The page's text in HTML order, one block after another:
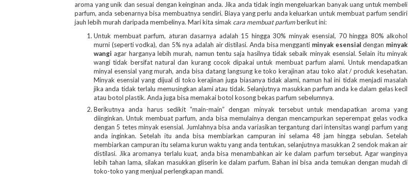
aroma yang unik dan sesuai dengan keinginan anda. Jika anda tidak ingin mengeluarkan banyak uang untuk membeli
parfum, anda sebenarnya bisa membuatnya sendiri. Biaya yang perlu anda keluarkan untuk membuat parfum sendiri
jauh lebih murah daripada membelinya. Mari kita simak cara membuat parfumberikut ini:
Untuk membuat parfum, aturan dasarnya adalah 15 hingga 30% minyak esensial, 70 hingga 80% alkohol
murni (seperti vodka), dan 5% nya adalah air distilasi. Anda bisa mengganti minyak esensial dengan minyak
wangi agar harganya lebih murah, namun tentu saja hasilnya tidak sebaik minyak esensial. Selain itu minyak
wangi tidak bersifat natural dan kurang cocok dipakai untuk membuat parfum alami. Untuk mendapatkan
minyal esensial yang murah, anda bisa datang langsung ke toko kerajinan atau toko alat / produk kesehatan.
Minyak esensial yang dijual di toko kerajinan juga biasanya tidak alami, namun hal ini tidak menjadi masalah
jika anda tidak terlalu memusingkan alami atau tidak. Selanjutnya masukkan parfum anda ke dalam gelas kecil
atau botol plastik. Anda juga bisa memakai botol kosong bekas parfum sebelumnya.
Berikutnya anda harus sedikit “main-main” dengan minyak tersebut untuk mendapatkan aroma yang
diinginkan. Untuk membuat parfum, anda bisa memulainya dengan mencampurkan seperempat gelas vodka
dengan 5 tetes minyak esensial. Jumlahnya bisa anda variasikan tergantung dari intensitas wangi parfum yang
anda inginkan. Setelah itu anda bisa membiarkan campuran ini selama 48 jam hingga sebulan. Setelah
membiarkan campuran itu selama kurun waktu yang anda tentukan, selanjutnya masukkan 2 sendok makan air
distilasi. Jika aromanya terlalu kuat, anda bisa menambahkan air ke dalam parfum tersebut. Agar wanginya
lebih tahan lama, silakan masukkan gliserin ke dalam parfum. Bahan ini bisa anda temukan dengan mudah di
toko-toko yang menjual perlengkapan mandi.